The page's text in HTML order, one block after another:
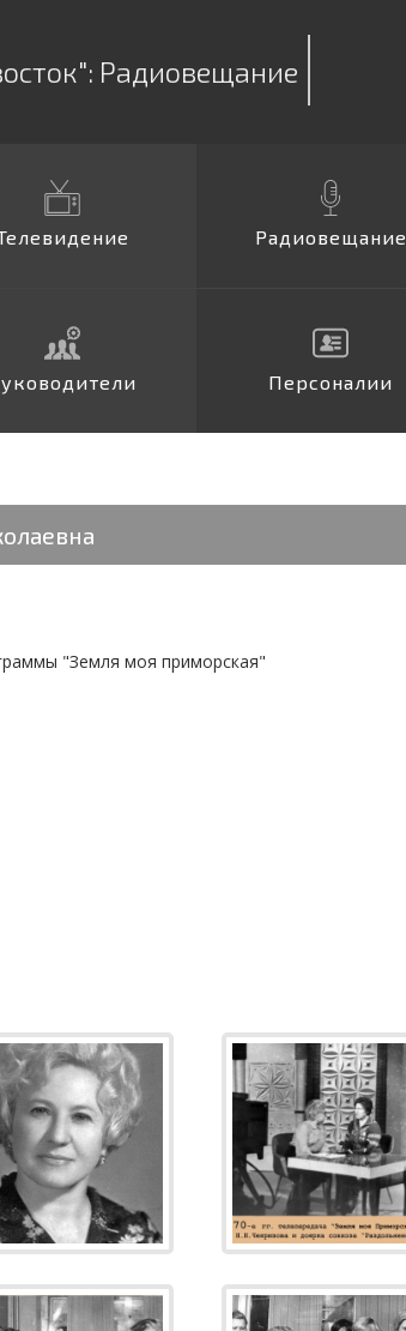
Радиовещание
Радиовещание
Персоналии
"Земля моя приморская"